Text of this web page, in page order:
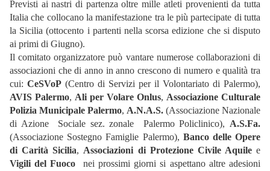
Previsti ai nastri di partenza oltre mille atleti provenienti da tutta
Italia che collocano la manifestazione tra le più partecipate di tutta
la Sicilia (ottocento i partenti nella scorsa edizione che si disputo
ai primi di Giugno).
Il comitato organizzatore può vantare numerose collaborazioni di
associazioni che di anno in anno crescono di numero e qualità tra
cui: CeSVoP (Centro di Servizi per il Volontariato di Palermo),
AVIS Palermo, Ali per Volare Onlus, Associazione Culturale
Polizia Municipale Palermo, A.N.A.S. (Associazione Nazionale
di Azione Sociale sez. zonale Palermo Policlinico), A.S.Fa.
(Associazione Sostegno Famiglie Palermo), Banco delle Opere
di Carità Sicilia, Associazioni di Protezione Civile Aquilee
Vigili del Fuoco nei prossimi giorni si aspettano altre adesioni